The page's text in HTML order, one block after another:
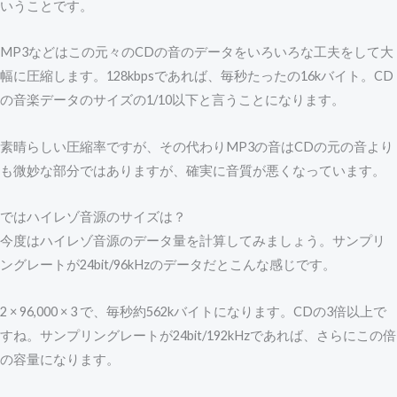
いうことです。
MP3などはこの元々のCDの音のデータをいろいろな工夫をして大
幅に圧縮します。128kbpsであれば、毎秒たったの16kバイト。CD
の音楽データのサイズの1/10以下と言うことになります。
素晴らしい圧縮率ですが、その代わりMP3の音はCDの元の音より
も微妙な部分ではありますが、確実に音質が悪くなっています。
ではハイレゾ音源のサイズは？
今度はハイレゾ音源のデータ量を計算してみましょう。サンプリ
ングレートが24bit/96kHzのデータだとこんな感じです。
2 × 96,000 × 3 で、毎秒約562kバイトになります。CDの3倍以上で
すね。サンプリングレートが24bit/192kHzであれば、さらにこの倍
の容量になります。